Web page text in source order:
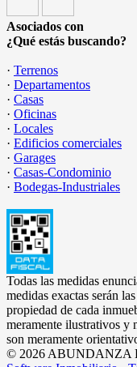
Asociados con
¿Qué estás buscando?
· Terrenos
· Departamentos
· Casas
· Oficinas
· Locales
· Edificios comerciales
· Garages
· Casas-Condominio
· Bodegas-Industriales
Todas las medidas
medidas exactas serán
propiedad de cada
meramente ilustrativos y
son meramente
© 2026 ABUNDANZA